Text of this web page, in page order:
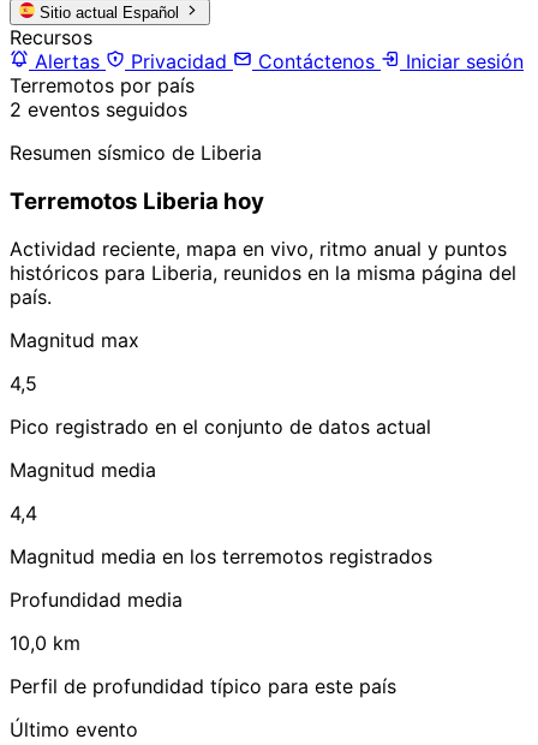
Sitio actual Español
Recursos
Alertas
Privacidad Contáctenos
Iniciar sesión
Terremotos por país
2 eventos seguidos
Resumen sísmico de Liberia
Terremotos Liberia hoy
Actividad reciente, mapa en vivo, ritmo anual y puntos
históricos para Liberia, reunidos en la misma página del
país.
Magnitud max
4,5
Pico registrado en el conjunto de datos actual
Magnitud media
4,4
Magnitud media en los terremotos registrados
Profundidad media
10,0 km
Perfil de profundidad típico para este país
Último evento